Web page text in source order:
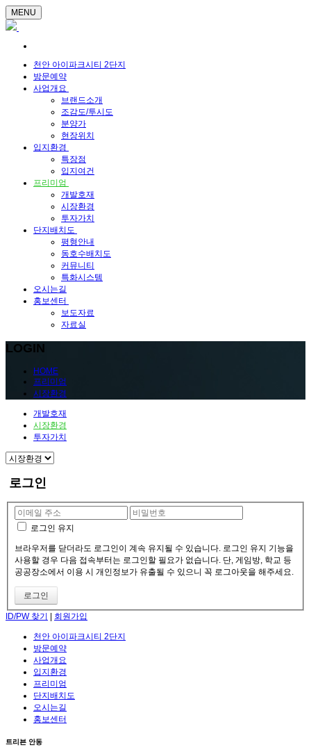
MENU
천안 아이파크시티 2단지
방문예약
사업개요
브랜드소개
조감도/투시도
분양가
현장위치
입지환경
특장점
입지여건
프리미엄
개발호재
시장환경
투자가치
단지배치도
평형안내
동호수배치도
커뮤니티
특화시스템
오시는길
홍보센터
보도자료
자료실
LOGIN
HOME
프리미엄
시장환경
개발호재
시장환경
투자가치
로그인
로그인 유지
브라우저를 닫더라도 로그인이 계속 유지될 수 있습니다. 로그인 유지 기능을
사용할 경우 다음 접속부터는 로그인할 필요가 없습니다. 단, 게임방, 학교 등
공공장소에서 이용 시 개인정보가 유출될 수 있으니 꼭 로그아웃을 해주세요.
ID/PW 찾기 회원가입
천안 아이파크시티 2단지
방문예약
사업개요
입지환경
프리미엄
단지배치도
오시는길
홍보센터
트리븐 안동